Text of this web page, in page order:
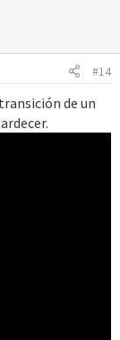
#14
de un